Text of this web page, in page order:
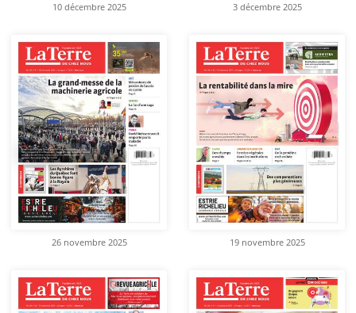
10 décembre 2025 3 décembre 2025
26 novembre 2025 19 novembre 2025